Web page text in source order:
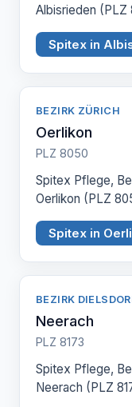
Albisrieden (PLZ
Spitex in
BEZIRK ZÜRICH
Oerlikon
PLZ 8050
Spitex Pflege,
Oerlikon (PLZ
Spitex in
BEZIRK
Neerach
PLZ 8173
Spitex Pflege,
Neerach (PLZ